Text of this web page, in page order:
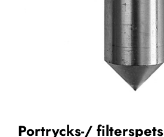
Portrycks-/ filterspets